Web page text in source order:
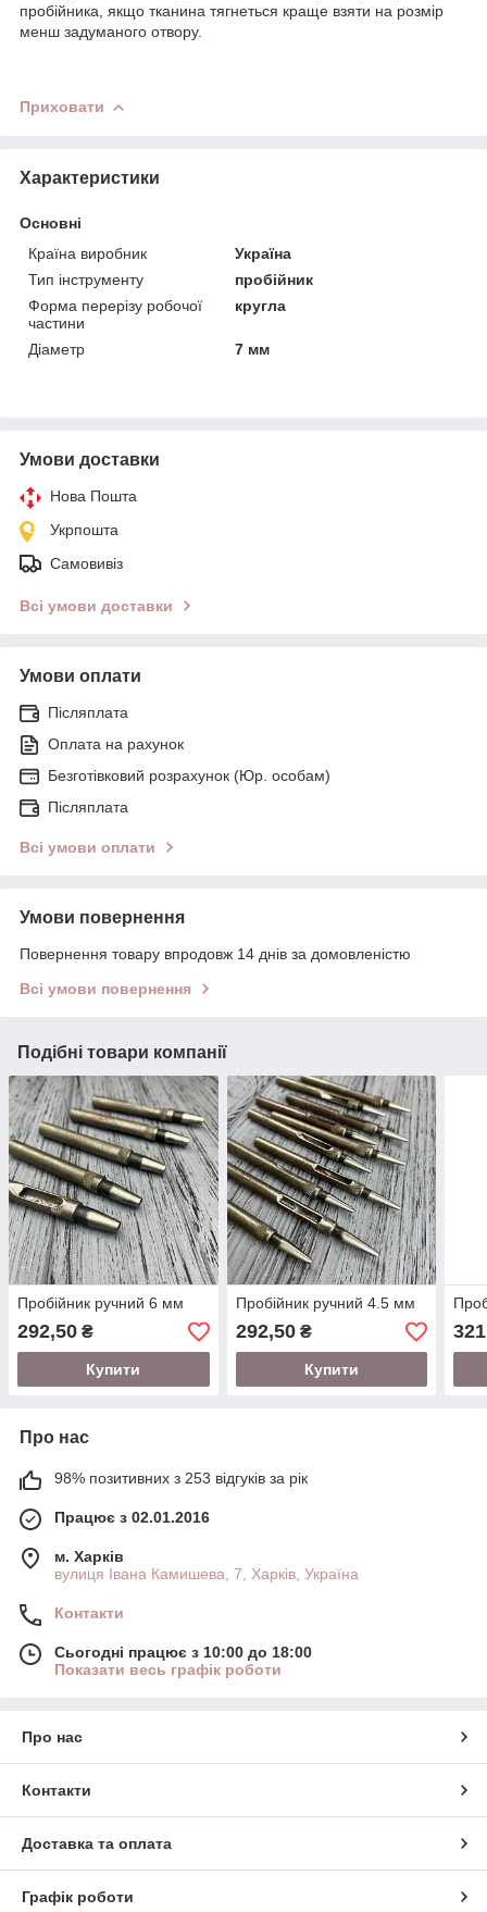
пробійника, якщо тканина тягнеться краще взяти на розмір
менш задуманого отвору.
Приховати
Характеристики
Основні
Країна виробник
Україна
Тип інструменту
пробійник
Форма перерізу робочої
частини
кругла
Діаметр 7 мм
Умови доставки
Нова Пошта
Укрпошта
Самовивіз
Всі умови доставки
Умови оплати
Післяплата
Оплата на рахунок
Безготівковий розрахунок (Юр. особам)
Післяплата
Всі умови оплати
Умови повернення
Повернення товару впродовж 14 днів за домовленістю
Всі умови повернення
Подібні товари компанії
Пробійник ручний 6 мм
292,50 ₴
Купити
Пробійник ручний 4.5 мм
292,50₴
Купити
Про нас
98% позитивних з 253 відгуків за рік
Працює з 02.01.2016
м. Харків
вулиця Івана Камишева, 7, Харків, Україна
Контакти
Сьогодні працює з 10:00 до 18:00
Показати весь графік роботи
Про нас
Контакти
Доставка та оплата
Графік роботи